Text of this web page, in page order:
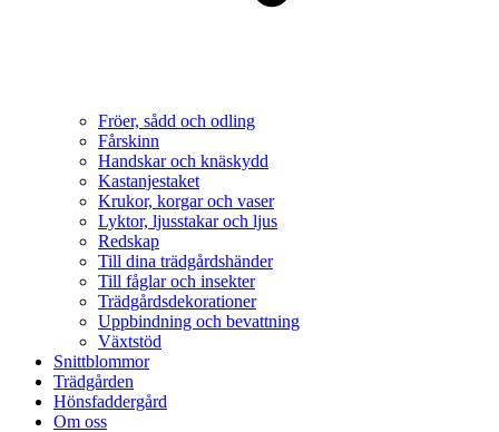
Fröer, sådd och odling
Fårskinn
Handskar och knäskydd
Kastanjestaket
Krukor, korgar och vaser
Lyktor, ljusstakar och ljus
Redskap
Till dina trädgårdshänder
Till fåglar och insekter
Trädgårdsdekorationer
Uppbindning och bevattning
Växtstöd
Snittblommor
Trädgården
Hönsfaddergård
Om oss